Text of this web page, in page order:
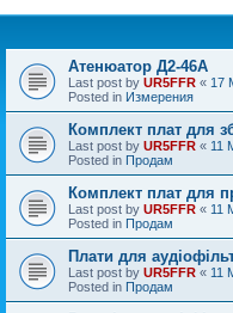
Атенюатор Д2-46А
Last post by UR5FFR « 17
Posted in Измерения
Комплект плат для
Last post by UR5FFR « 11
Posted in Продам
Комплект плат для
Last post by UR5FFR « 11
Posted in Продам
Плати для
Last post by UR5FFR « 11
Posted in Продам